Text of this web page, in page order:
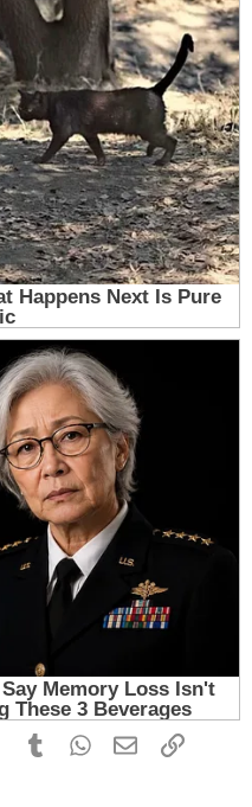
PinterestTumblrWhatsApp
EmailLink